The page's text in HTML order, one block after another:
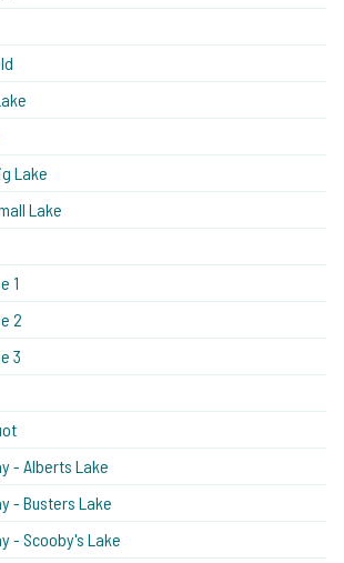
Lake
Lake
1
2
3
- Alberts Lake
- Busters Lake
- Scooby's Lake